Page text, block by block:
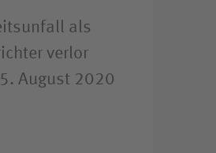
als
verlor
August 2020